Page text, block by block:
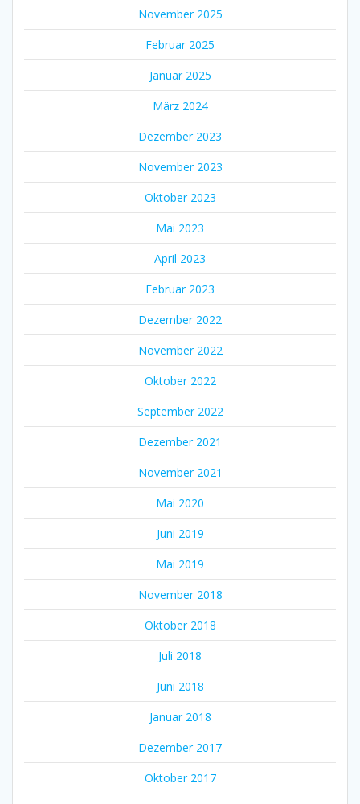
November 2025
Februar 2025
Januar 2025
März 2024
Dezember 2023
November 2023
Oktober 2023
Mai 2023
April 2023
Februar 2023
Dezember 2022
November 2022
Oktober 2022
September 2022
Dezember 2021
November 2021
Mai 2020
Juni 2019
Mai 2019
November 2018
Oktober 2018
Juli 2018
Juni 2018
Januar 2018
Dezember 2017
Oktober 2017